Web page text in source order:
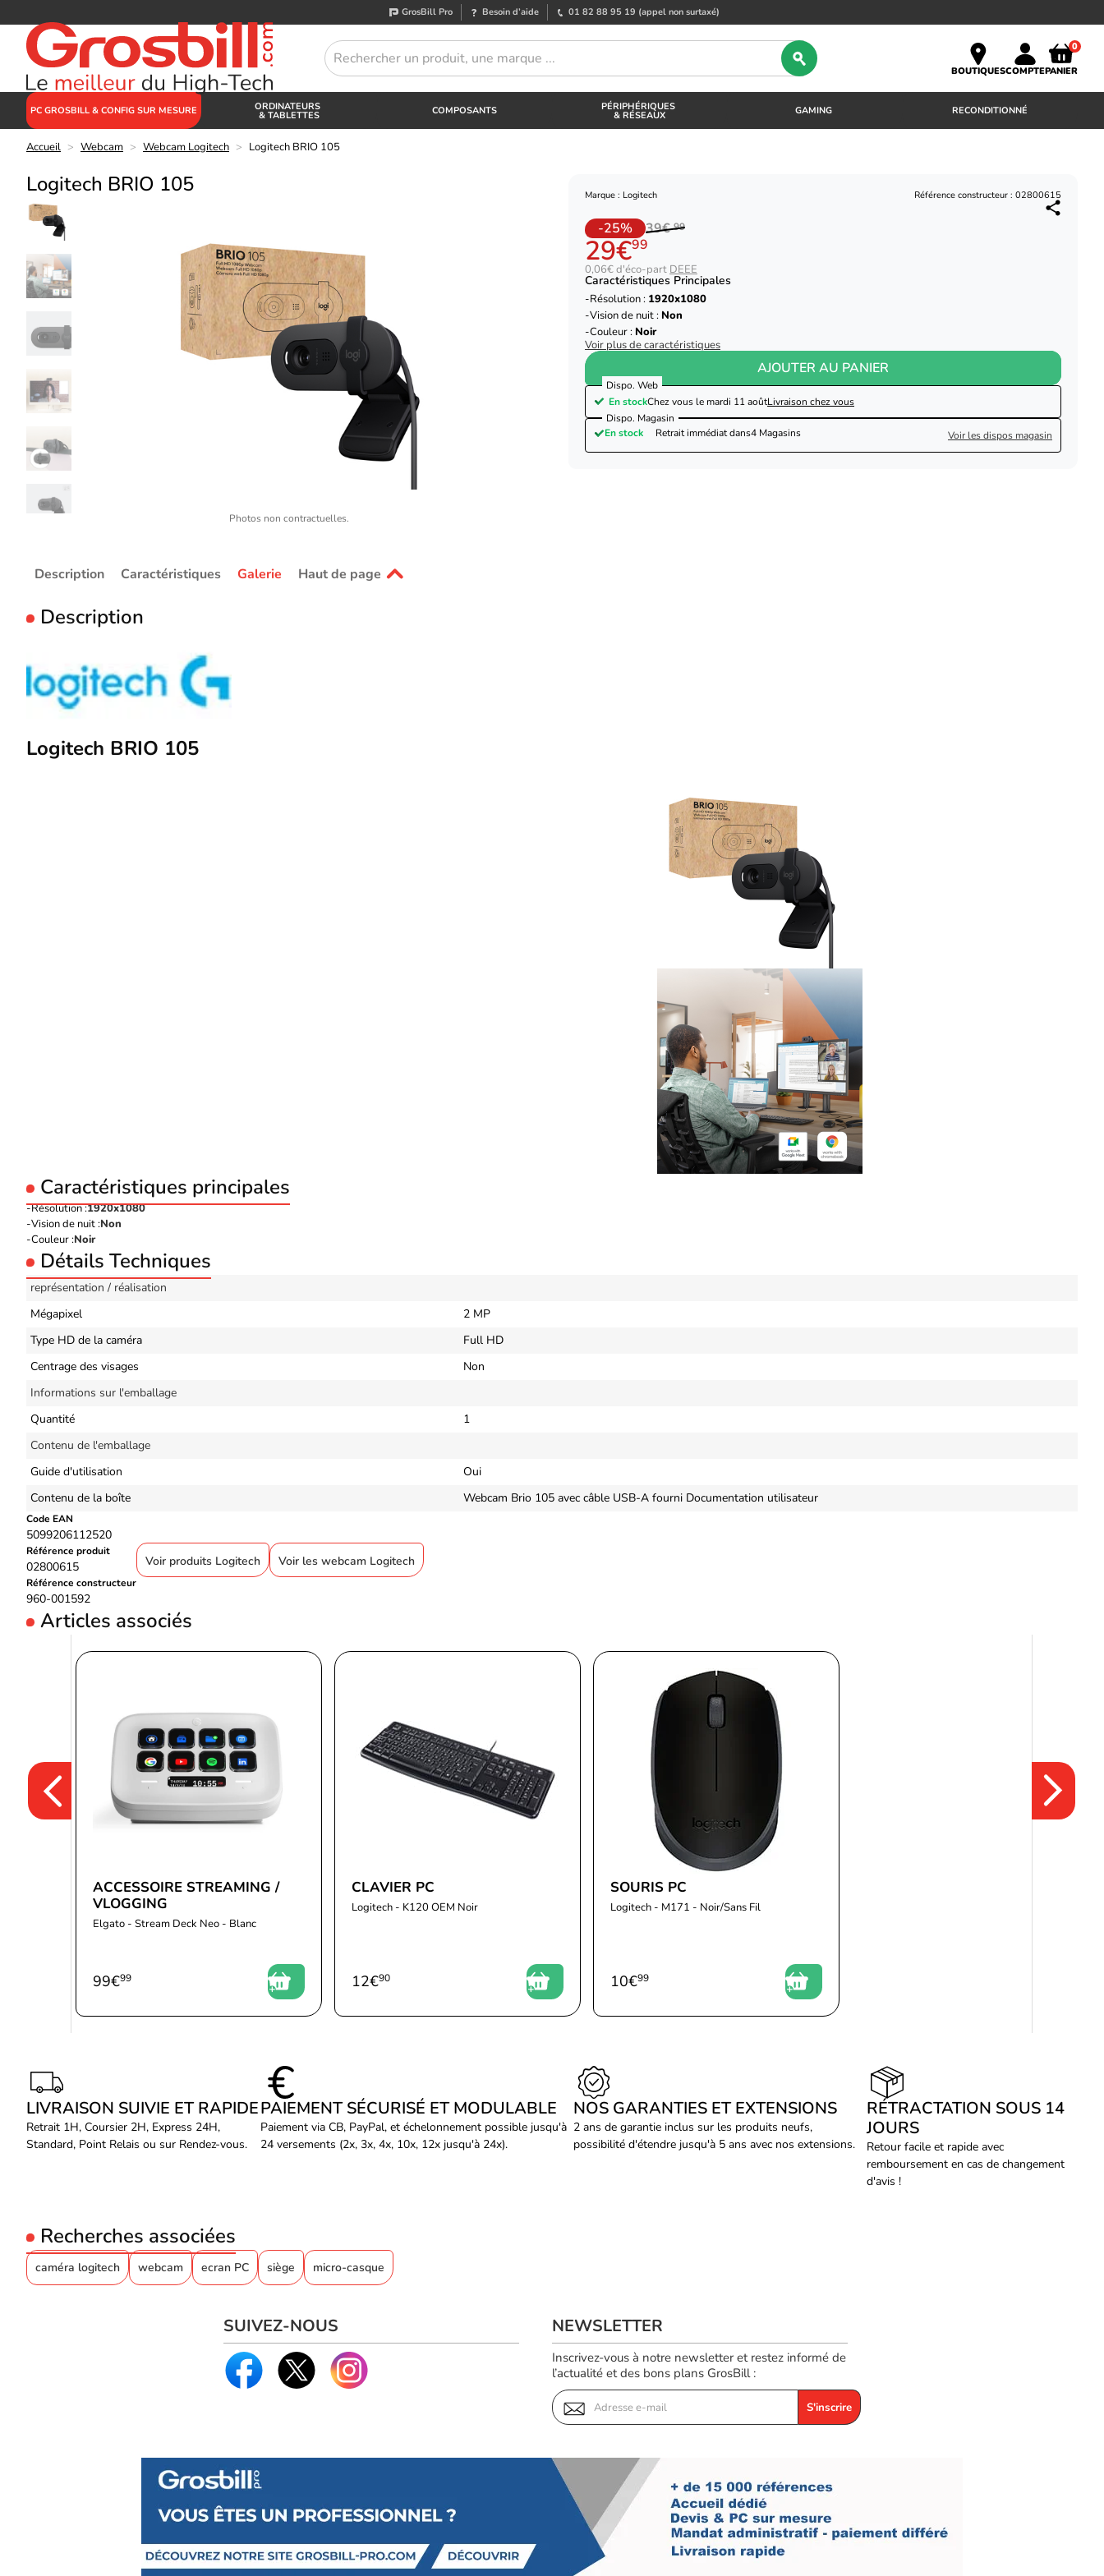
GrosBill Pro Besoin d’aide 01 82 88 95 19 (appel non surtaxé)
BOUTIQUESCOMPTE
0
PANIER
PC GROSBILL & CONFIG SUR MESURE ORDINATEURS
& TABLETTES COMPOSANTS PÉRIPHÉRIQUES
& RÉSEAUX GAMING RECONDITIONNÉ
Accueil > Webcam > Webcam Logitech > Logitech BRIO 105
Logitech BRIO 105
Photos non contractuelles.
Marque : Logitech Référence constructeur : 02800615
-25% 39€ 99
29€99
0,06€ d'éco-part DEEE
Caractéristiques Principales
Résolution : 1920x1080
Vision de nuit : Non
Couleur : Noir
Voir plus de caractéristiques
AJOUTER AU PANIER
Dispo. Web
En stockChez vous le mardi 11 aoûtLivraison chez vous
Dispo. Magasin
En stock
Retrait immédiat dans4 Magasins Voir les dispos magasin
Description Caractéristiques Galerie Haut de page
Description
Logitech BRIO 105
Caractéristiques principales
Résolution :1920x1080
Vision de nuit :Non
Couleur :Noir
Détails Techniques
représentation / réalisation
Mégapixel
2 MP
Type HD de la caméra
Full HD
Centrage des visages
Non
Informations sur l'emballage
Quantité
1
Contenu de l'emballage
Guide d'utilisation
Oui
Contenu de la boîte
Webcam Brio 105 avec câble USB-A fourni Documentation utilisateur
Code EAN
5099206112520
Référence produit
02800615
Référence constructeur
960-001592
Voir produits Logitech Voir les webcam Logitech
Articles associés
ACCESSOIRE STREAMING /
VLOGGING
Elgato - Stream Deck Neo - Blanc
99€99
CLAVIER PC
Logitech - K120 OEM Noir
12€90
SOURIS PC
Logitech - M171 - Noir/Sans Fil
10€99
LIVRAISON SUIVIE ET RAPIDE
Retrait 1H, Coursier 2H, Express 24H,
Standard, Point Relais ou sur Rendez-vous.
PAIEMENT SÉCURISÉ ET MODULABLE
Paiement via CB, PayPal, et échelonnement possible jusqu'à
24 versements (2x, 3x, 4x, 10x, 12x jusqu'à 24x).
NOS GARANTIES ET EXTENSIONS
2 ans de garantie inclus sur les produits neufs,
possibilité d'étendre jusqu'à 5 ans avec nos extensions.
RÉTRACTATION SOUS 14
JOURS
Retour facile et rapide avec
remboursement en cas de changement
d'avis !
Recherches associées
caméra logitech webcam ecran PC siège micro-casque
SUIVEZ-NOUS NEWSLETTER
Inscrivez-vous à notre newsletter et restez informé de
l’actualité et des bons plans GrosBill :
S'inscrire